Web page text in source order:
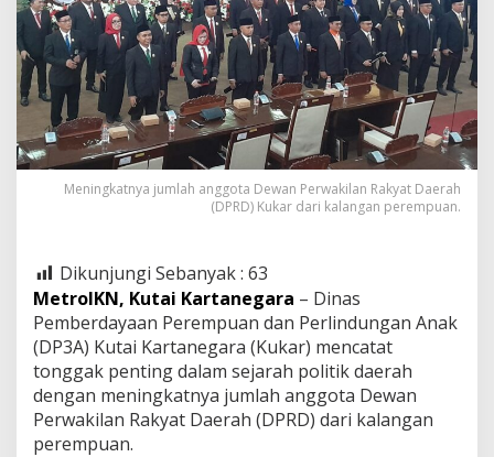
Meningkatnya jumlah anggota Dewan Perwakilan Rakyat Daerah
(DPRD) Kukar dari kalangan perempuan.
Dikunjungi Sebanyak : 63
MetroIKN, Kutai Kartanegara – Dinas
Pemberdayaan Perempuan dan Perlindungan Anak
(DP3A) Kutai Kartanegara (Kukar) mencatat
tonggak penting dalam sejarah politik daerah
dengan meningkatnya jumlah anggota Dewan
Perwakilan Rakyat Daerah (DPRD) dari kalangan
perempuan.